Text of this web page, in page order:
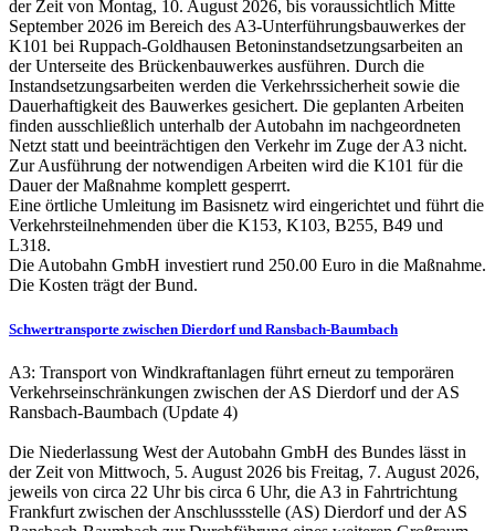
der Zeit von Montag, 10. August 2026, bis voraussichtlich Mitte
September 2026 im Bereich des A3-Unterführungsbauwerkes der
K101 bei Ruppach-Goldhausen Betoninstandsetzungsarbeiten an
der Unterseite des Brückenbauwerkes ausführen. Durch die
Instandsetzungsarbeiten werden die Verkehrssicherheit sowie die
Dauerhaftigkeit des Bauwerkes gesichert. Die geplanten Arbeiten
finden ausschließlich unterhalb der Autobahn im nachgeordneten
Netzt statt und beeinträchtigen den Verkehr im Zuge der A3 nicht.
Zur Ausführung der notwendigen Arbeiten wird die K101 für die
Dauer der Maßnahme komplett gesperrt.
Eine örtliche Umleitung im Basisnetz wird eingerichtet und führt die
Verkehrsteilnehmenden über die K153, K103, B255, B49 und
L318.
Die Autobahn GmbH investiert rund 250.00 Euro in die Maßnahme.
Die Kosten trägt der Bund.
Schwertransporte zwischen Dierdorf und Ransbach-Baumbach
A3: Transport von Windkraftanlagen führt erneut zu temporären
Verkehrseinschränkungen zwischen der AS Dierdorf und der AS
Ransbach-Baumbach (Update 4)
Die Niederlassung West der Autobahn GmbH des Bundes lässt in
der Zeit von Mittwoch, 5. August 2026 bis Freitag, 7. August 2026,
jeweils von circa 22 Uhr bis circa 6 Uhr, die A3 in Fahrtrichtung
Frankfurt zwischen der Anschlussstelle (AS) Dierdorf und der AS